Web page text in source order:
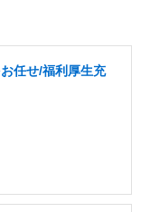
任せ/福利厚生充